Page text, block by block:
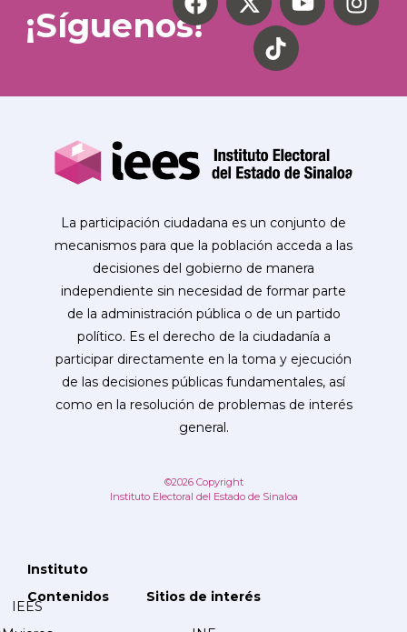
¡Síguenos!
La participación ciudadana es un conjunto de
mecanismos para que la población acceda a las
decisiones del gobierno de manera
independiente sin necesidad de formar parte
de la administración pública o de un partido
político. Es el derecho de la ciudadanía a
participar directamente en la toma y ejecución
de las decisiones públicas fundamentales, así
como en la resolución de problemas de interés
general.
©2026 Copyright
Instituto Electoral del Estado de Sinaloa
Instituto
IEES
Contenidos Sitios de interés